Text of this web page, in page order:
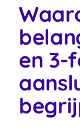
en 3-